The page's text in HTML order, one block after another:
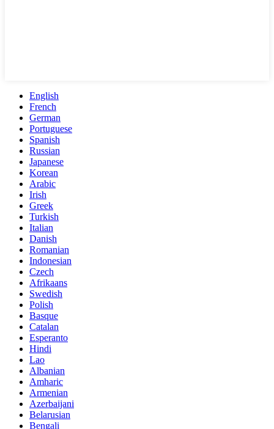
English
French
German
Portuguese
Spanish
Russian
Japanese
Korean
Arabic
Irish
Greek
Turkish
Italian
Danish
Romanian
Indonesian
Czech
Afrikaans
Swedish
Polish
Basque
Catalan
Esperanto
Hindi
Lao
Albanian
Amharic
Armenian
Azerbaijani
Belarusian
Bengali